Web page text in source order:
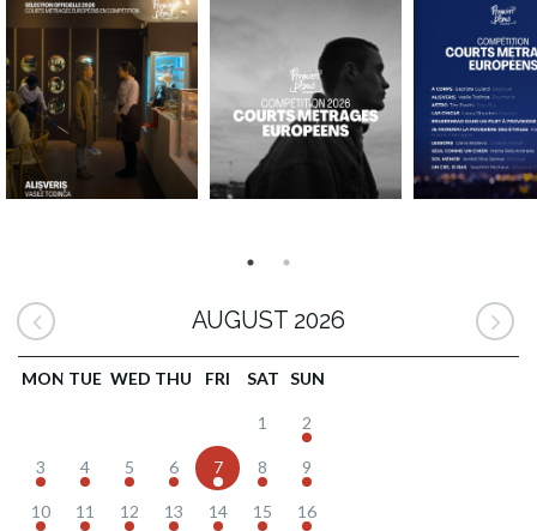
AUGUST 2026
MON TUE WED THU FRI SAT SUN
1 2
3 4 5 6 7 8 9
10 11 12 13 14 15 16